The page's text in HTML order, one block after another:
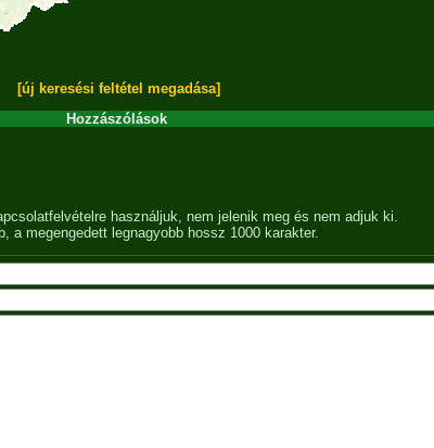
[új keresési feltétel megadása]
Hozzászólások
használjuk, nem jelenik meg és nem adjuk ki.
a megengedett legnagyobb hossz 1000 karakter.